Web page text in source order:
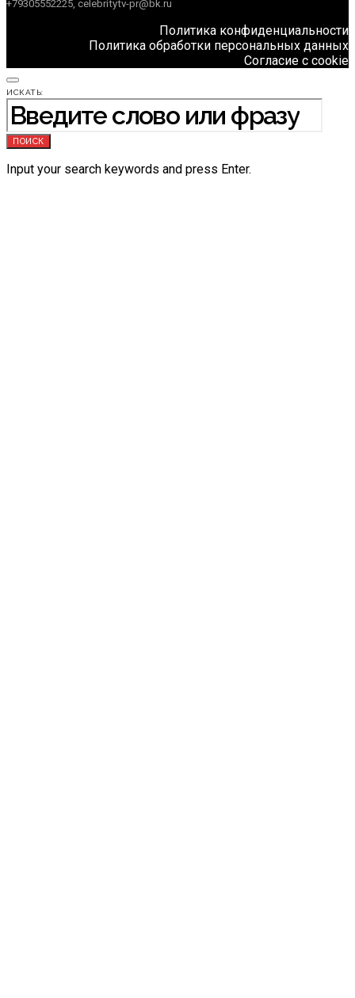
+79305552225, celebritytv-pr@bk.ru
Политика конфиденциальности
Политика обработки персональных данных
Согласие с cookie
ИСКАТЬ:
ПОИСК
Input your search keywords and press Enter.